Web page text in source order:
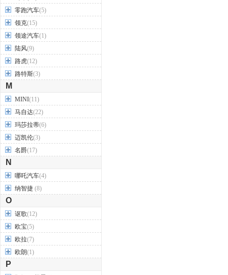
零跑汽车(5)
领克(15)
领途汽车(1)
陆风(9)
路虎(12)
路特斯(3)
M
MINI(11)
马自达(22)
玛莎拉蒂(6)
迈凯伦(3)
名爵(17)
N
哪吒汽车(4)
纳智捷 (8)
O
讴歌(12)
欧宝(5)
欧拉(7)
欧朗(1)
P